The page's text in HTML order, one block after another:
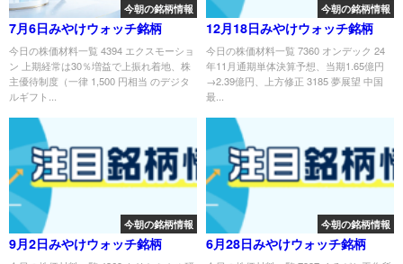
今朝の銘柄情報
7月6日みやけウォッチ銘柄
今日の株価材料一覧 4394 エクスモーショ
ン 上期経常は30％増益で上振れ着地、株
主優待制度（一律 1,500 円相当 のデジタ
ルギフト...
今朝の銘柄情報
12月18日みやけウォッチ銘柄
今日の株価材料一覧 7360 オンデック 24
年11月通期単体決算予想、当期1.65億円
→2.39億円、上方修正 3185 夢展望 中国
最...
今朝の銘柄情報
9月2日みやけウォッチ銘柄
今朝の銘柄情報
6月28日みやけウォッチ銘柄